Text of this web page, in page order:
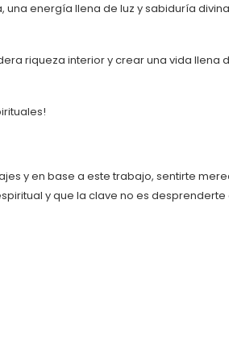
energía llena de luz y sabiduría
riqueza interior y crear una vida llena
y en base a este trabajo, sentirte
y que la clave no es